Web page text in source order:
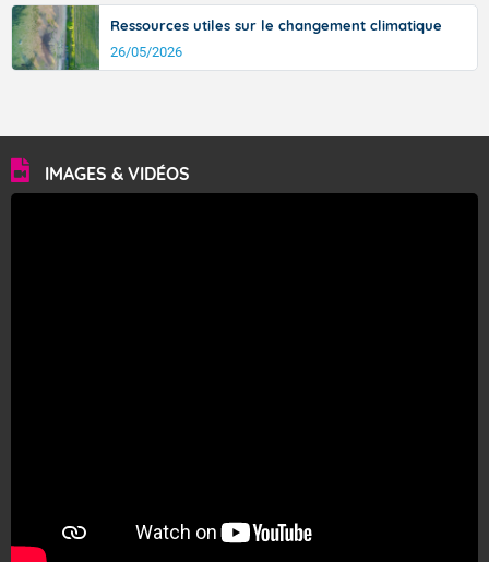
Vent faible à modéré d'Ouest.
Ressources utiles sur le changement climatique
26/05/2026
IMAGES & VIDÉOS